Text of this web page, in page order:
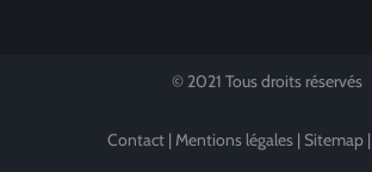
© 2021 Tous droits réservés
Contact|Mentions légales| Sitemap|